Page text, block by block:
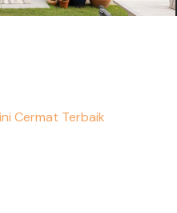
Cermat Terbaik